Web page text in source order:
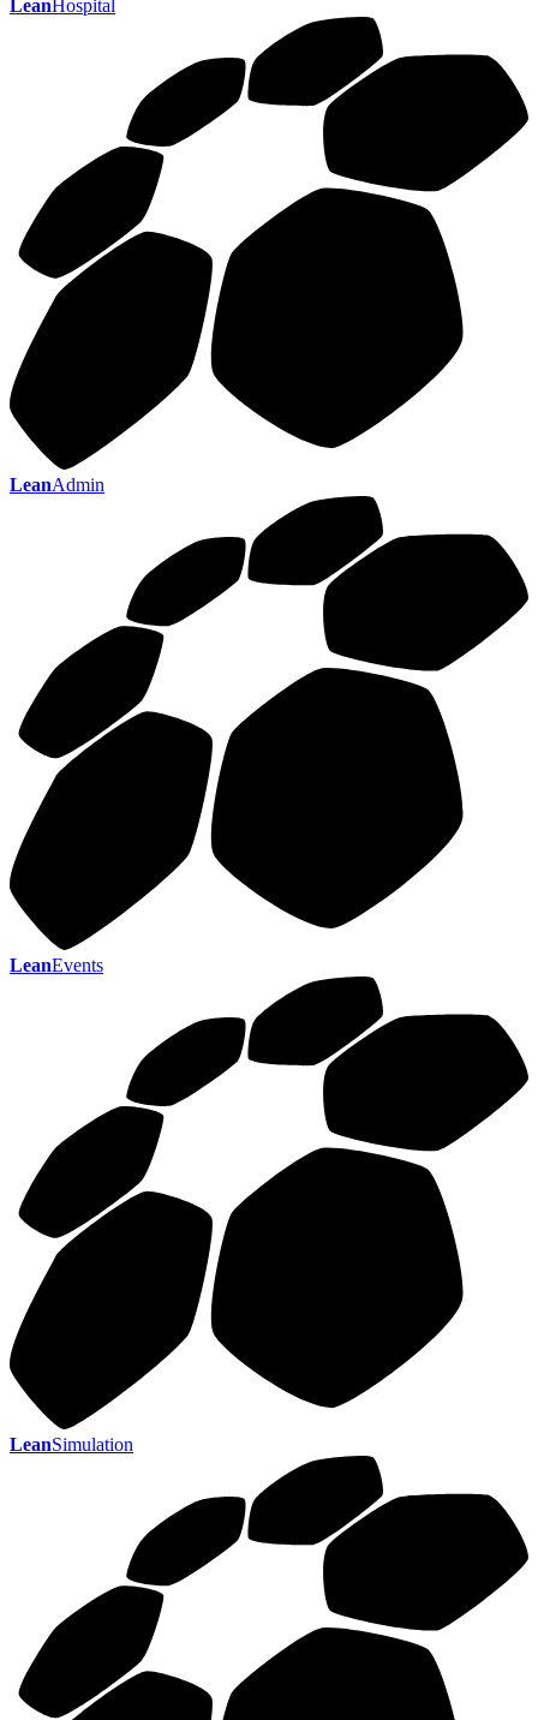
Lean Hospital
LeanAdmin
LeanEvents
LeanSimulation